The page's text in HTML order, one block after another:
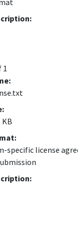
1
KB
specific license